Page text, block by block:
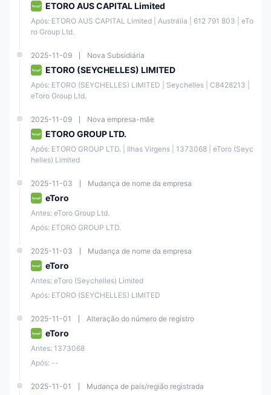
ETORO AUS CAPITAL Limited
Após: ETORO AUS CAPITAL Limited | Austrália | 612 791 803 | eTo
ro Group Ltd.
2025-11-09 Nova Subsidiária
ETORO (SEYCHELLES) LIMITED
Após: ETORO (SEYCHELLES) LIMITED | Seychelles | C8428213 |
eToro Group Ltd.
2025-11-09 Nova empresa-mãe
ETORO GROUP LTD.
Após: ETORO GROUP LTD. | Ilhas Virgens | 1373068 | eToro (Seyc
helles) Limited
2025-11-03 Mudança de nome da empresa
eToro
Antes: eToro Group Ltd.
Após: ETORO GROUP LTD.
2025-11-03 Mudança de nome da empresa
eToro
Antes: eToro (Seychelles) Limited
Após: ETORO (SEYCHELLES) LIMITED
2025-11-01 Alteração do número de registro
eToro
Antes: 1373068
Após: --
2025-11-01 Mudança de país/região registrada